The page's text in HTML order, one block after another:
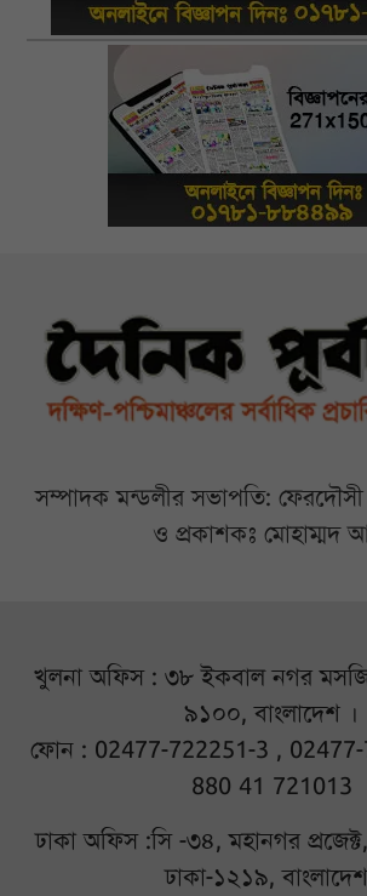
সম্পাদক মন্ডলীর সভাপতি:
ও প্রকাশকঃ মোহাম্মদ
খুলনা অফিস : ৩৮ ইকবাল নগর
৯১০০, বাংলাদেশ ।
ফোন : 02477-722251-3 , 02477-
880 41 721013
ঢাকা অফিস :সি -৩৪, মহানগর
ঢাকা-১২১৯,